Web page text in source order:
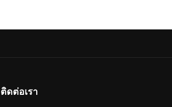
ติดต่อเรา